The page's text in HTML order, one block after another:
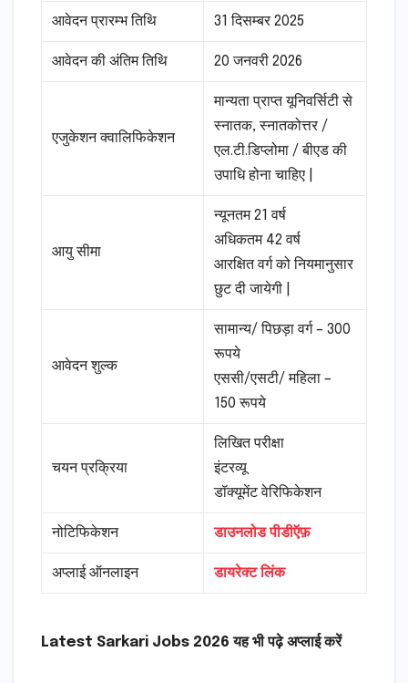
आवेदन प्रारम्भ तिथि 31 दिसम्बर 2025
आवेदन की अंतिम तिथि 20 जनवरी 2026
एजुकेशन क्वालिफिकेशन
मान्यता प्राप्त यूनिवर्सिटी से
स्नातक, स्नातकोत्तर /
एल.टी.डिप्लोमा / बीएड की
उपाधि होना चाहिए |
आयु सीमा
न्यूनतम 21 वर्ष
अधिकतम 42 वर्ष
आरक्षित वर्ग को नियमानुसार
छुट दी जायेगी |
आवेदन शुल्क
सामान्य/ पिछड़ा वर्ग – 300
रूपये
एससी/एसटी/ महिला –
150 रूपये
चयन प्रक्रिया
लिखित परीक्षा
इंटरव्यू
डॉक्यूमेंट वेरिफिकेशन
नोटिफिकेशन डाउनलोड पीडीऍफ़
अप्लाई ऑनलाइन डायरेक्ट लिंक
Latest Sarkari Jobs 2026 यह भी पढ़े अप्लाई करें